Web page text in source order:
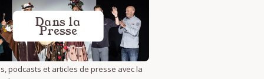
Dans la
Presse
podcasts et articles de presse avec la